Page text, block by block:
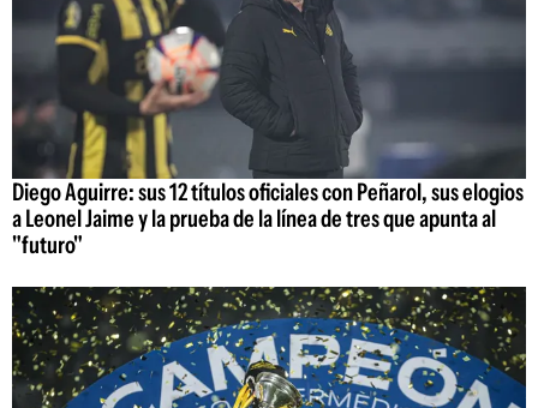
Diego Aguirre: sus 12 títulos oficiales con Peñarol, sus elogios
a Leonel Jaime y la prueba de la línea de tres que apunta al
"futuro"